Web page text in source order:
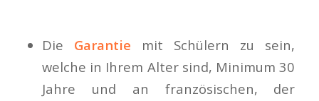
Die Garantie mit Schülern zu sein,
welche in Ihrem Alter sind, Minimum 30
Jahre und an französischen, der